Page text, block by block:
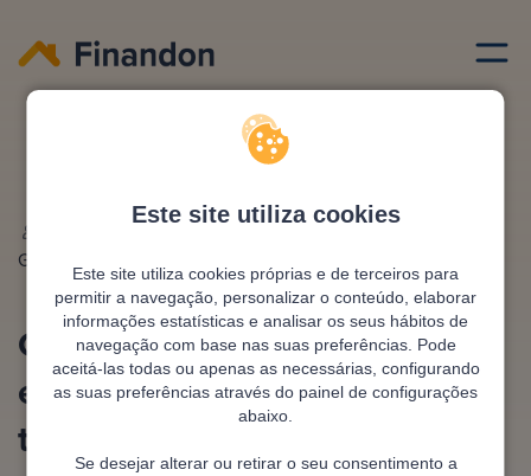
Este site utiliza cookies
Este site utiliza cookies próprias e de terceiros para
permitir a navegação, personalizar o conteúdo, elaborar
informações estatísticas e analisar os seus hábitos de
navegação com base nas suas preferências. Pode
aceitá-las todas ou apenas as necessárias, configurando
as suas preferências através do painel de configurações
abaixo.
Se desejar alterar ou retirar o seu consentimento a
Emprestimo habitacao
Como conseguir um emprestimo habitacao com taxa de
Gonzalez
Como conseguir um
empréstimo habitação com
taxa de esforço alto?